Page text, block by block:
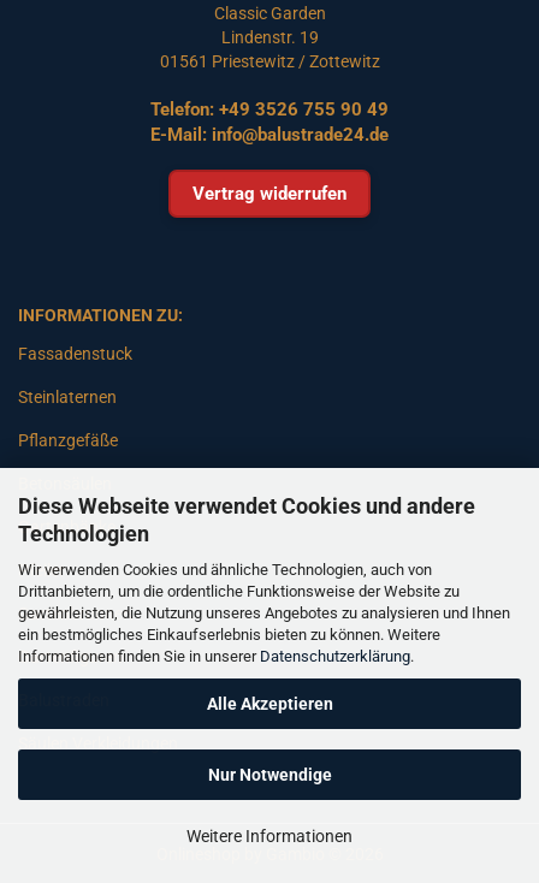
Diese Webseite verwendet Cookies und andere
Technologien
Wir verwenden Cookies und ähnliche Technologien, auch von
Drittanbietern, um die ordentliche Funktionsweise der Website zu
gewährleisten, die Nutzung unseres Angebotes zu analysieren und Ihnen
ein bestmögliches Einkaufserlebnis bieten zu können. Weitere
Informationen finden Sie in unserer Datenschutzerklärung.
Alle Akzeptieren
Nur Notwendige
Weitere Informationen
Classic Garden
Lindenstr. 19
01561 Priestewitz / Zottewitz
Telefon: +49 3526 755 90 49
E-Mail: info@balustrade24.de
Vertrag widerrufen
INFORMATIONEN ZU:
Fassadenstuck
Steinlaternen
Pflanzgefäße
Gartenbänke
Pfeiler
Gartenbrunnen
Gartenfiguren